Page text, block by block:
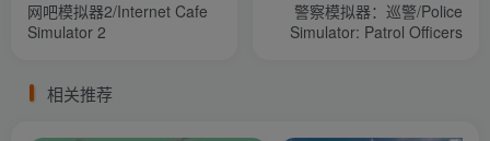
网吧模拟器2/Internet Cafe
Simulator 2
警察模拟器：巡警/Police
Simulator: Patrol Officers
相关推荐